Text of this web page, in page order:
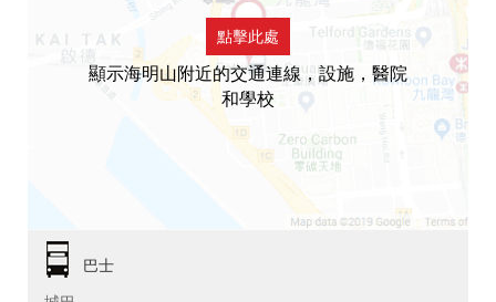
點擊此處
顯示海明山附近的交通連線，設施，醫院
和學校
巴士